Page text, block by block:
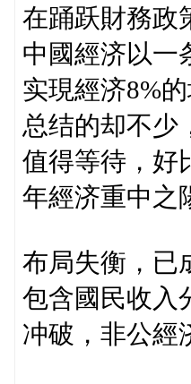
在踊跃財務政
中國經济以一
实現經济8%
总结的却不少
值得等待，好
年經济重中之
布局失衡，已
包含國民收入
冲破，非公經